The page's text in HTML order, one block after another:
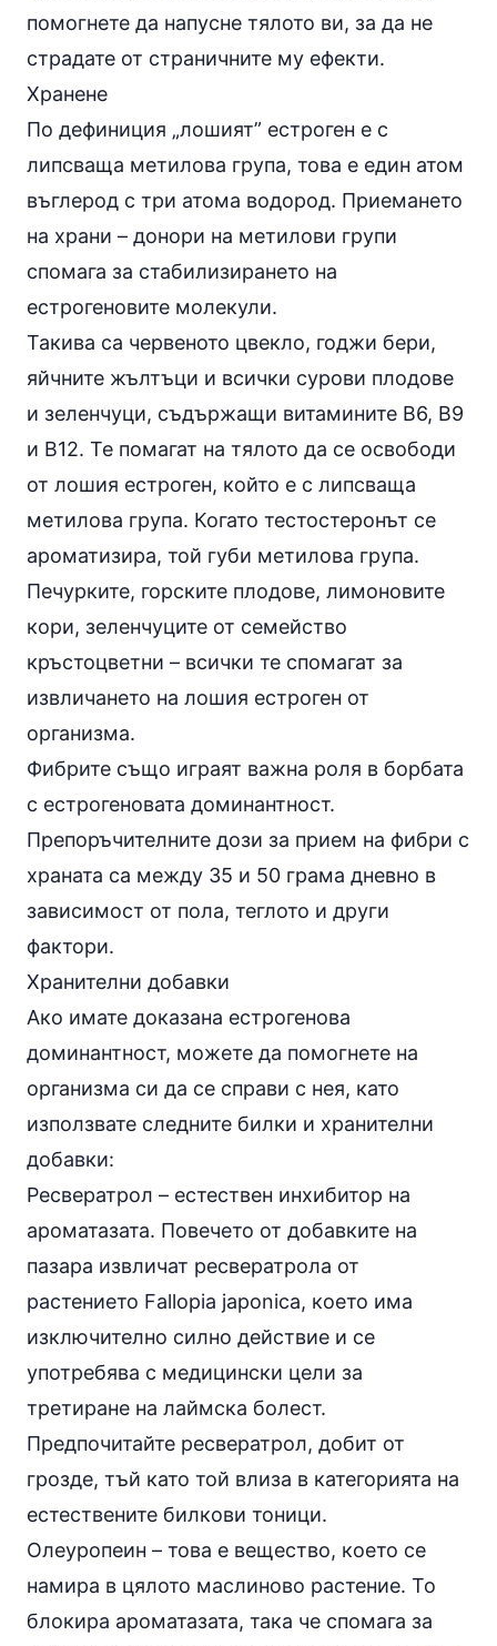
помогнете да напусне тялото ви, за да не
страдате от страничните му ефекти.
Хранене
По дефиниция „лошият” естроген е с
липсваща метилова група, това е един атом
въглерод с три атома водород. Приемането
на храни – донори на метилови групи
спомага за стабилизирането на
естрогеновите молекули.
Такива са червеното цвекло, годжи бери,
яйчните жълтъци и всички сурови плодове
и зеленчуци, съдържащи витамините В6, В9
и В12. Те помагат на тялото да се освободи
от лошия естроген, който е с липсваща
метилова група. Когато тестостеронът се
ароматизира, той губи метилова група.
Печурките, горските плодове, лимоновите
кори, зеленчуците от семейство
кръстоцветни – всички те спомагат за
извличането на лошия естроген от
организма.
Фибрите също играят важна роля в борбата
с естрогеновата доминантност.
Препоръчителните дози за прием на фибри с
храната са между 35 и 50 грама дневно в
зависимост от пола, теглото и други
фактори.
Хранителни добавки
Ако имате доказана естрогенова
доминантност, можете да помогнете на
организма си да се справи с нея, като
използвате следните билки и хранителни
добавки:
Ресвератрол – естествен инхибитор на
ароматазата. Повечето от добавките на
пазара извличат ресвератрола от
растението Fallopia japonica, което има
изключително силно действие и се
употребява с медицински цели за
третиране на лаймска болест.
Предпочитайте ресвератрол, добит от
грозде, тъй като той влиза в категорията на
естествените билкови тоници.
Олеуропеин – това е вещество, което се
намира в цялото маслиново растение. То
блокира ароматазата, така че спомага за